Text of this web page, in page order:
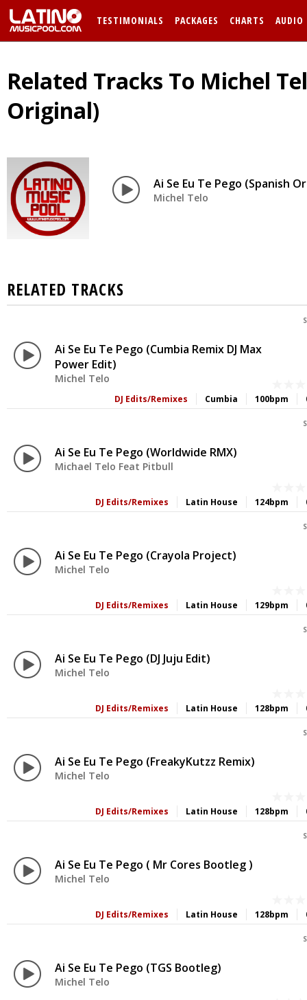
TESTIMONIALS PACKAGES CHARTS AUDIO
Related Tracks To Michel
Original)
Ai Se Eu Te Pego (Spanish
Michel Telo
RELATED TRACKS
Ai Se Eu Te Pego (Cumbia Remix DJ Max
Power Edit)
Michel Telo
100bpm
Cumbia
DJ Edits/Remixes
Ai Se Eu Te Pego (Worldwide RMX)
Michael Telo Feat Pitbull
124bpm
Latin House
DJ Edits/Remixes
Ai Se Eu Te Pego (Crayola Project)
Michel Telo
129bpm
Latin House
DJ Edits/Remixes
Ai Se Eu Te Pego (DJ Juju Edit)
Michel Telo
128bpm
Latin House
DJ Edits/Remixes
Ai Se Eu Te Pego (FreakyKutzz Remix)
Michel Telo
128bpm
Latin House
DJ Edits/Remixes
Ai Se Eu Te Pego ( Mr Cores Bootleg )
Michel Telo
128bpm
Latin House
DJ Edits/Remixes
Ai Se Eu Te Pego (TGS Bootleg)
Michel Telo